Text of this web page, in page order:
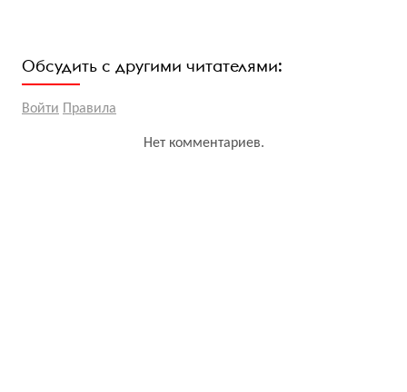
Обсудить с другими читателями:
Войти Правила
Нет комментариев.